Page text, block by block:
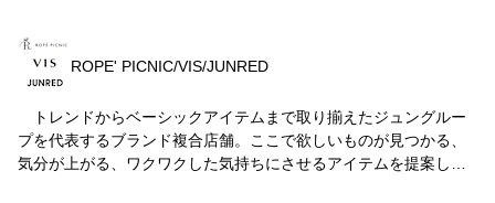
ROPE' PICNIC/VIS/JUNRED
トレンドからベーシックアイテムまで取り揃えたジュングルー
プを代表するブランド複合店舗。ここで欲しいものが見つかる、
気分が上がる、ワクワクした気持ちにさせるアイテムを提案しま